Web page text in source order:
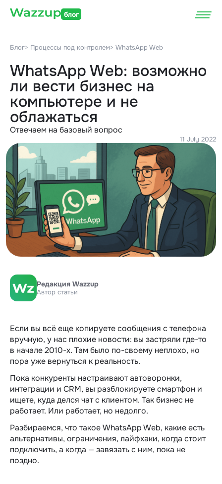
блог
Блог> Процессы под контролем> WhatsApp Web
WhatsApp Web: возможно
ли вести бизнес на
компьютере и не
облажаться
Отвечаем на базовый вопрос
11 July 2022
Редакция Wazzup
Автор статьи
Если вы всё еще копируете сообщения с телефона
вручную, у нас плохие новости: вы застряли где-то
в начале 2010-х. Там было по-своему неплохо, но
пора уже вернуться к реальность.
Пока конкуренты настраивают автоворонки,
интеграции и CRM, вы разблокируете смартфон и
ищете, куда делся чат с клиентом. Так бизнес не
работает. Или работает, но недолго.
Разбираемся, что такое WhatsApp Web, какие есть
альтернативы, ограничения, лайфхаки, когда стоит
подключить, а когда — завязать с ним, пока не
поздно.